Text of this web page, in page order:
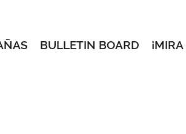
BULLETIN BOARD